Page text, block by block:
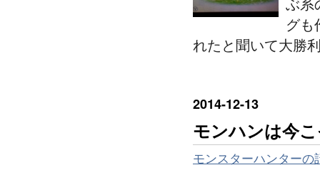
グも
れたと聞いて大勝
2014-12-13
モンハンは今
モンスターハンターの